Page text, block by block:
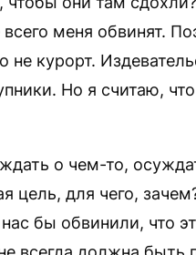
меня обвинят.
курорт.
Но я считаю,
о чем-то,
цель, для чего,
бы обвинили, что